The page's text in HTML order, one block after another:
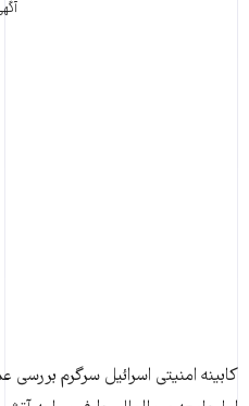
کابینه امنیتی اسرائیل سرگرم